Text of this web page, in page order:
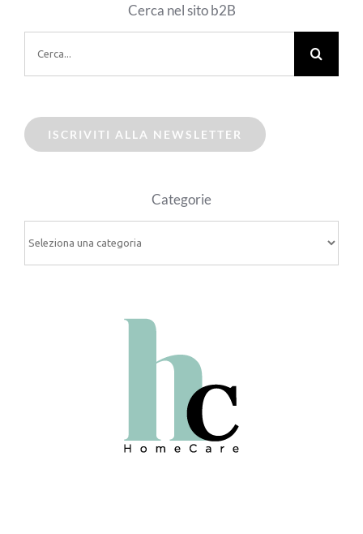
Cerca nel sito b2B
per:
ISCRIVITI ALLA NEWSLETTER
Categorie